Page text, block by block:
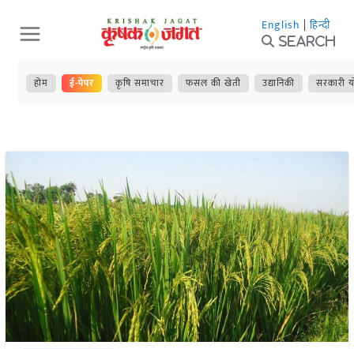
Skip
to
content
English | हिन्दी
Search
होम ई-पेपर कृषि समाचार फसल की खेती उद्यानिकी सरकारी